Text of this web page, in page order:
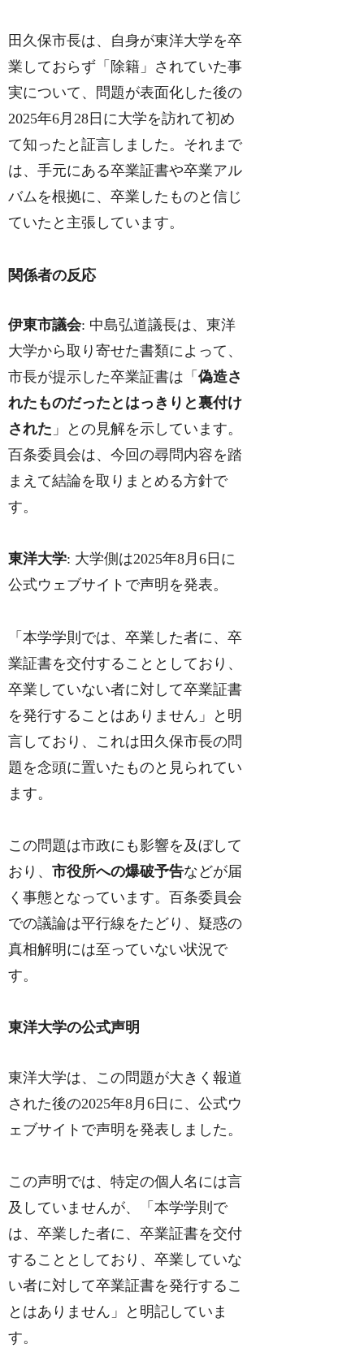
田久保市長は、自身が東洋大学を卒
業しておらず「除籍」されていた事
実について、問題が表面化した後の
2025年6月28日に大学を訪れて初め
て知ったと証言しました。それまで
は、手元にある卒業証書や卒業アル
バムを根拠に、卒業したものと信じ
ていたと主張しています。
関係者の反応
伊東市議会: 中島弘道議長は、東洋
大学から取り寄せた書類によって、
市長が提示した卒業証書は「偽造さ
れたものだったとはっきりと裏付け
された 」との見解を示しています。
百条委員会は、今回の尋問内容を踏
まえて結論を取りまとめる方針で
す。
東洋大学: 大学側は2025年8月6日に
公式ウェブサイトで声明を発表。
「本学学則では、卒業した者に、卒
業証書を交付することとしており、
卒業していない者に対して卒業証書
を発行することはありません」と明
言しており、これは田久保市長の問
題を念頭に置いたものと見られてい
ます。
この問題は市政にも影響を及ぼして
おり、市役所への爆破予告などが届
く事態となっています。百条委員会
での議論は平行線をたどり、疑惑の
真相解明には至っていない状況で
す。
東洋大学の公式声明
東洋大学は、この問題が大きく報道
された後の2025年8月6日に、公式ウ
ェブサイトで声明を発表しました。
この声明では、特定の個人名には言
及していませんが、「本学学則で
は、卒業した者に、卒業証書を交付
することとしており、卒業していな
い者に対して卒業証書を発行するこ
とはありません」と明記していま
す。